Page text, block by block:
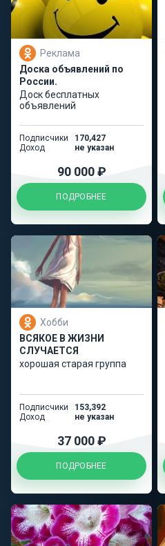
Реклама
Доска объявлений по
России.
Доск бесплатных
объявлений
Подписчики
170,427
Доход
не указан
90 000 ₽
ПОДРОБНЕЕ
Хобби
ВСЯКОЕ В ЖИЗНИ
СЛУЧАЕТСЯ
хорошая старая группа
Подписчики
153,392
Доход
не указан
37 000 ₽
ПОДРОБНЕЕ